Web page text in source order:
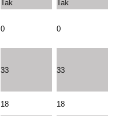
Tak Tak
0 0
33 33
18 18